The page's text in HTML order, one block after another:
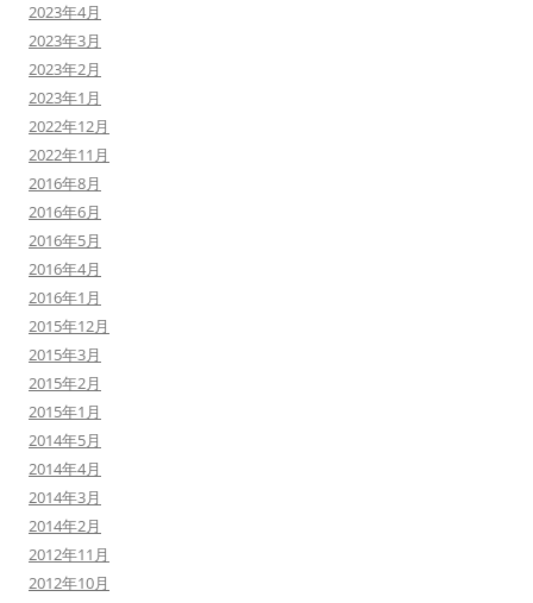
2023年4月
2023年3月
2023年2月
2023年1月
2022年12月
2022年11月
2016年8月
2016年6月
2016年5月
2016年4月
2016年1月
2015年12月
2015年3月
2015年2月
2015年1月
2014年5月
2014年4月
2014年3月
2014年2月
2012年11月
2012年10月